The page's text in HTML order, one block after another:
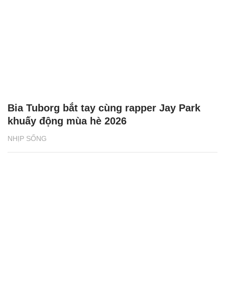
NHỊP SỐNG
Bia Tuborg bắt tay cùng rapper Jay Park
khuấy động mùa hè 2026